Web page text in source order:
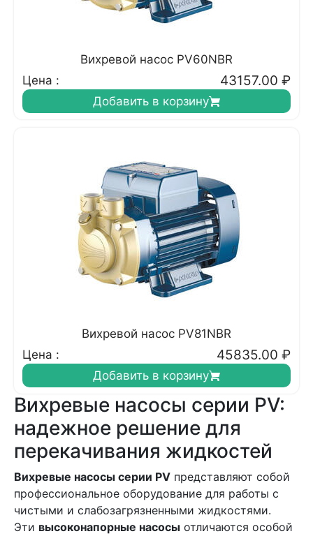
Вихревой насос PV60NBR
Цена :
43157.00 ₽
Добавить в корзину
Вихревой насос PV81NBR
Цена :
45835.00 ₽
Добавить в корзину
Вихревые насосы серии PV:
надежное решение для
перекачивания жидкостей
Вихревые насосы серии PV представляют собой
профессиональное оборудование для работы с
чистыми и слабозагрязненными жидкостями.
Эти высоконапорные насосы отличаются особой